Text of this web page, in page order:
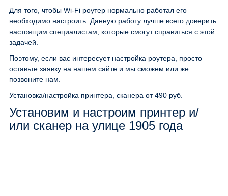
Для того, чтобы Wi-Fi роутер нормально работал его
необходимо настроить. Данную работу лучше всего доверить
настоящим специалистам, которые смогут справиться с этой
задачей.
Поэтому, если вас интересует настройка роутера, просто
оставьте заявку на нашем сайте и мы сможем или же
позвоните нам.
Установка/настройка принтера, сканера от 490 руб.
Установим и настроим принтер и/
или сканер на улице 1905 года